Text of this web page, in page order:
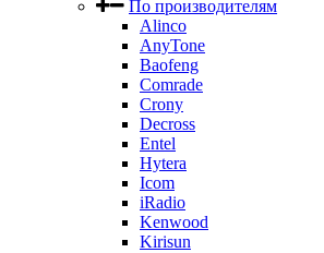
По производителям
Alinco
AnyTone
Baofeng
Comrade
Crony
Decross
Entel
Hytera
Icom
iRadio
Kenwood
Kirisun